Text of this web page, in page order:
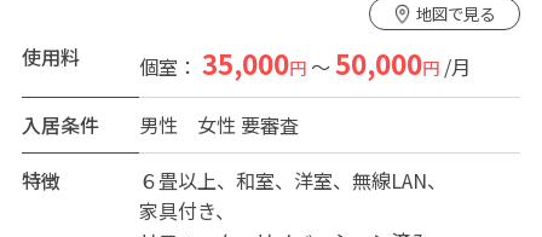
個室は全5部屋。Wi-Fi完備で、リモートワークにも対
応。共用スペースでは、住人同士でご飯を食べたり、旅
や趣味の話をしたり、自然と交流が生まれます。
庭ではBBQやテントサウナも楽しめます。
「今日は誰かと釣りへ」
「仕事終わりに焚き火」
地図で見る
使用料 個室： 35,000円～50,000円/月
入居条件
男性 女性 要審査
特徴
６畳以上 和室 洋室
無線LAN
家具付き